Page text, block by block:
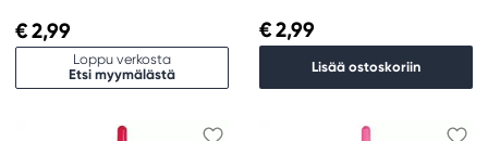
€ 2,99
Loppu verkosta
Etsi myymälästä
€ 2,99
Lisää ostoskoriin